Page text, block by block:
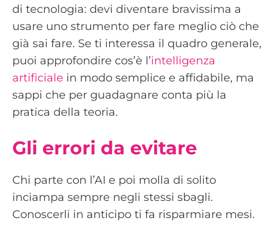
di tecnologia: devi diventare bravissima a
usare uno strumento per fare meglio ciò che
già sai fare. Se ti interessa il quadro generale,
puoi approfondire cos’è l’intelligenza
artificiale in modo semplice e affidabile, ma
sappi che per guadagnare conta più la
pratica della teoria.
Gli errori da evitare
Chi parte con l’AI e poi molla di solito
inciampa sempre negli stessi sbagli.
Conoscerli in anticipo ti fa risparmiare mesi.